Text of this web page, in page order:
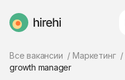
HireHi
Все вакансии Маркетинг
growth manager